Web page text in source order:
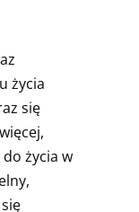
życia
się
życia w